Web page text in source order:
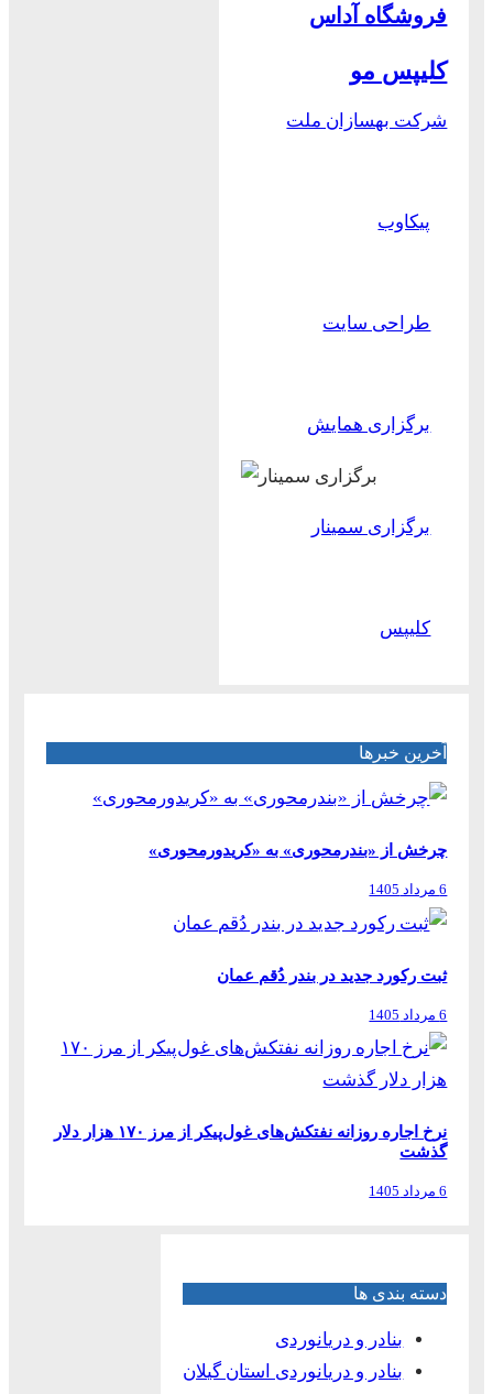
فروشگاه آداس
کلیپس مو
شرکت بهسازان ملت
پیکاوب
طراحی سایت
برگزاری همایش
برگزاری سمینار
کلیپس
آخرین خبرها
چرخش از «بندرمحوری» به «کریدورمحوری»
6 مرداد 1405
ثبت رکورد جدید در بندر دُقم عمان
6 مرداد 1405
نرخ اجاره روزانه نفتکش‌های غول‌پیکر از مرز ۱۷۰ هزار دلار
گذشت
6 مرداد 1405
دسته بندی ها
بنادر و دریانوردی
بنادر و دریانوردی استان گیلان